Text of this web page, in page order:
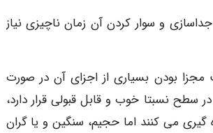
و سوار کردن آن زمان ناچیزی نیاز
مجزا بودن بسیاری از اجزای آن در صورت
نسبتا خوب و قابل قبولی قرار دارد،
گیری می کنند اما حجیم، سنگین و یا گران